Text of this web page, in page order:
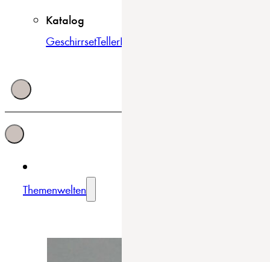
Katalog
GeschirrsetTellerBowls & Schüsseln
Themenwelten